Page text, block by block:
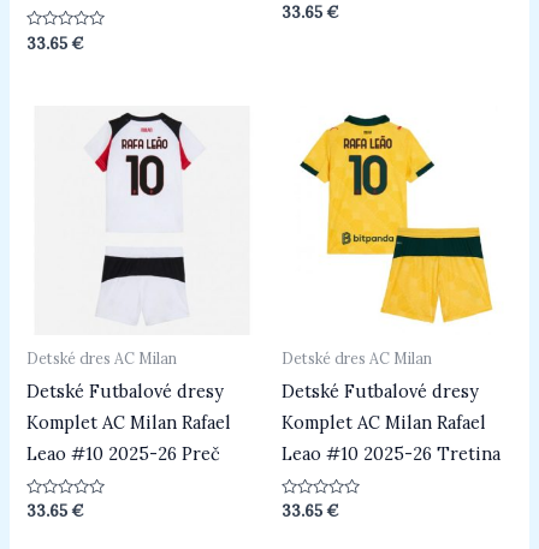
Hodnotenie
0
33.65€
Hodnotenie
0
33.65€
Detské dres AC Milan
Detské Futbalové dresy
Komplet AC Milan Rafael
Leao #10 2025-26 Preč
Hodnotenie
33.65€
Detské dres AC Milan
Detské Futbalové dresy
Komplet AC Milan Rafael
Leao #10 2025-26 Tretina
Hodnotenie
33.65€